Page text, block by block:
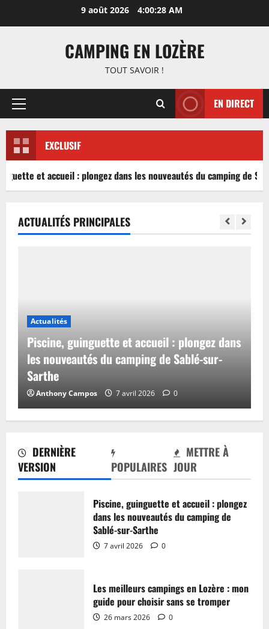
9 août 2026 4:00:29 AM
CAMPING EN LOZÈRE
TOUT SAVOIR !
Menu
EN DIRECT
EXCLUSIF
et accueil : plongez dans les nouveautés du camping de
DERNIÈRE
VERSION
POPULAIRES
METTRE À
JOUR
Piscine, guinguette et accueil : plongez
dans les nouveautés du camping de
Sablé-sur-Sarthe
7 avril 2026 0
Les meilleurs campings en Lozère : mon
guide pour choisir sans se tromper
26 mars 2026 0
ACTUALITÉS PRINCIPALES
Actualités
Piscine, guinguette et accueil : plongez dans
les nouveautés du camping de Sablé-sur-
Sarthe
Anthony Campos 7 avril 2026 0